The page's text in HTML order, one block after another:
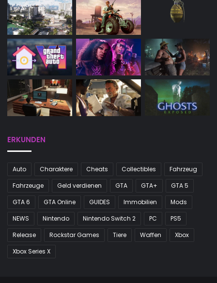
ERKUNDEN
Auto Charaktere Cheats Collectibles
Fahrzeug
Fahrzeuge
Geld verdienen GTA GTA+
GTA 5
GTA 6
GTA Online GUIDES Immobilien
Mods
NEWS
Nintendo Nintendo Switch 2 PC
PS5
Release
Rockstar Games Tiere Waffen
Xbox
Xbox Series X